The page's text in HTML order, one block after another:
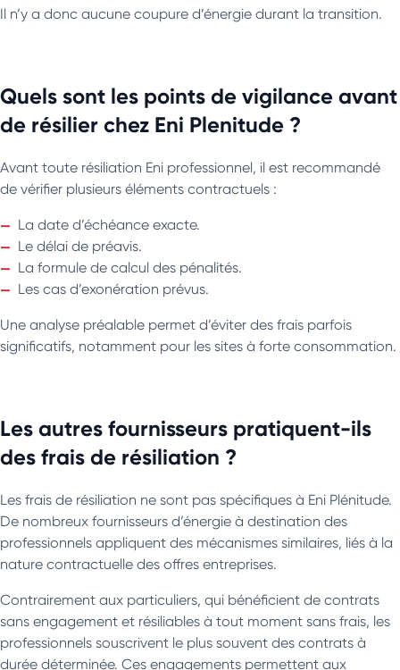
Il n’y a donc aucune coupure d’énergie durant la transition.
Quels sont les points de vigilance avant
de résilier chez Eni Plenitude ?
Avant toute résiliation Eni professionnel, il est recommandé
de vérifier plusieurs éléments contractuels :
La date d’échéance exacte.
Le délai de préavis.
La formule de calcul des pénalités.
Les cas d’exonération prévus.
Une analyse préalable permet d’éviter des frais parfois
significatifs, notamment pour les sites à forte consommation.
Les autres fournisseurs pratiquent-ils
des frais de résiliation ?
Les frais de résiliation ne sont pas spécifiques à Eni Plénitude.
De nombreux fournisseurs d’énergie à destination des
professionnels appliquent des mécanismes similaires, liés à la
nature contractuelle des offres entreprises.
Contrairement aux particuliers, qui bénéficient de contrats
sans engagement et résiliables à tout moment sans frais, les
professionnels souscrivent le plus souvent des contrats à
durée déterminée. Ces engagements permettent aux